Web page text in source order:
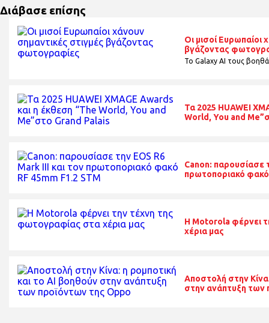
Διάβασε επίσης
Οι μισοί Ευρωπαίοι
βγάζοντας
Το Galaxy AI τους
Τα 2025 HUAWEI
World, You and
Canon: παρουσίασε
πρωτοποριακό φακό
H Motorola φέρνει
χέρια μας
Αποστολή στην
στην ανάπτυξη των